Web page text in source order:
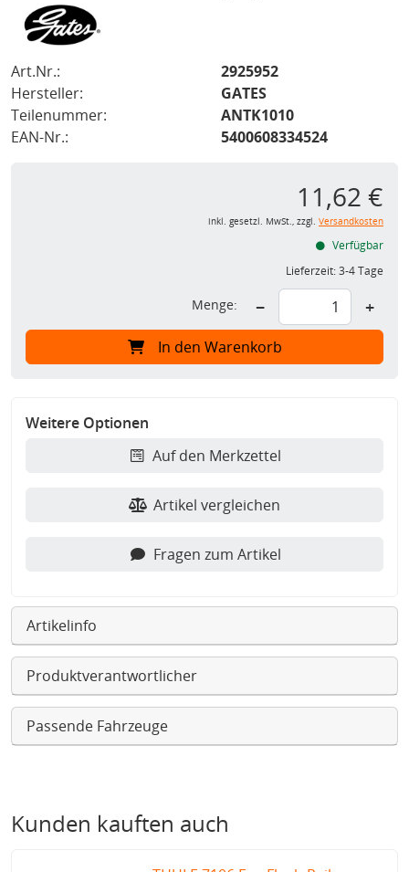
Art.Nr.:
2925952
Hersteller:
GATES
Teilenummer:
ANTK1010
EAN-Nr.:
5400608334524
11,62 €
inkl. gesetzl. MwSt., zzgl. Versandkosten
Verfügbar
Lieferzeit:3-4 Tage
Menge: − +
In den Warenkorb
Weitere Optionen
Auf den Merkzettel
Artikel vergleichen
Fragen zum Artikel
Artikelinfo
Produktverantwortlicher
Passende Fahrzeuge
Kunden kauften auch